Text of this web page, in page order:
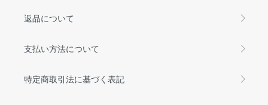
返品について
支払い方法について
特定商取引法に基づく表記